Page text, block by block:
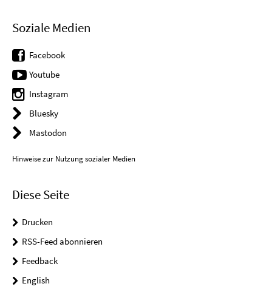
Soziale Medien
Facebook
Youtube
Instagram
Bluesky
Mastodon
Hinweise zur Nutzung sozialer Medien
Diese Seite
Drucken
RSS-Feed abonnieren
Feedback
English